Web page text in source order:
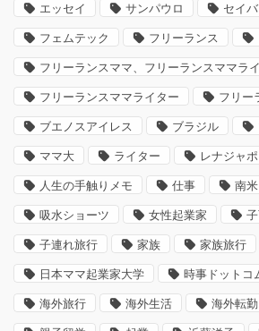
エッセイ サンパウロ セイ
フェムテック フリーランス
フリーランスママ、フリーランスママラ
フリーランスママライター フリー
ブエノスアイレス ブラジル
ママ大 ライター レナジャ
人生の手触りメモ 仕事 南米
吸水ショーツ 女性起業家
子連れ旅行 家族 家族旅行
日本ママ起業家大学 時事ドットコ
海外旅行 海外生活 海外転勤